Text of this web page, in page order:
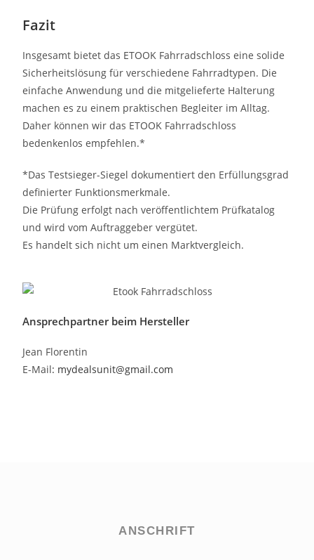
Fazit
Insgesamt bietet das ETOOK Fahrradschloss eine solide
Sicherheitslösung für verschiedene Fahrradtypen. Die
einfache Anwendung und die mitgelieferte Halterung
machen es zu einem praktischen Begleiter im Alltag.
Daher können wir das ETOOK Fahrradschloss
bedenkenlos empfehlen.*
*Das Testsieger-Siegel dokumentiert den Erfüllungsgrad
definierter Funktionsmerkmale.
Die Prüfung erfolgt nach veröffentlichtem Prüfkatalog
und wird vom Auftraggeber vergütet.
Es handelt sich nicht um einen Marktvergleich.
Ansprechpartner beim Hersteller
Jean Florentin
E-Mail: mydealsunit@gmail.com
ANSCHRIFT